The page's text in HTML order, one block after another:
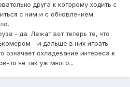
друга к которому ходить с
с ним и с обновлением
- да. Лежат вот теперь те, что
- и дальше в них играть
означает охладевание интереса к
то не так уж много...